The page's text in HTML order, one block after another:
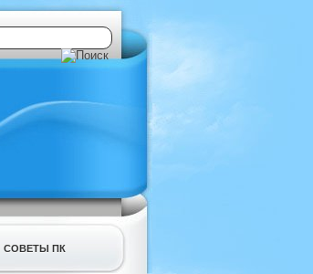
СОВЕТЫ ПК